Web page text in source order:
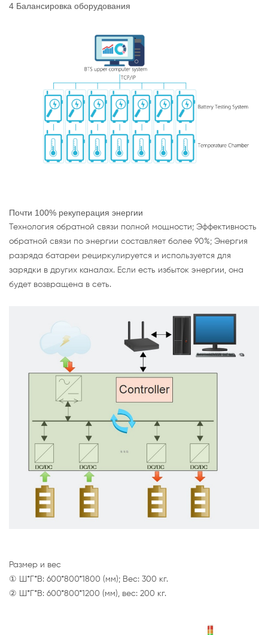
4 Балансировка оборудования
Почти 100% рекуперация энергии
Технология обратной связи полной мощности; Эффективность
обратной связи по энергии составляет более 90%; Энергия
разряда батареи рециркулируется и используется для
зарядки в других каналах. Если есть избыток энергии, она
будет возвращена в сеть.
Размер и вес
① Ш*Г*В: 600*800*1800 (мм); Вес: 300 кг.
② Ш*Г*В: 600*800*1200 (мм), вес: 200 кг.